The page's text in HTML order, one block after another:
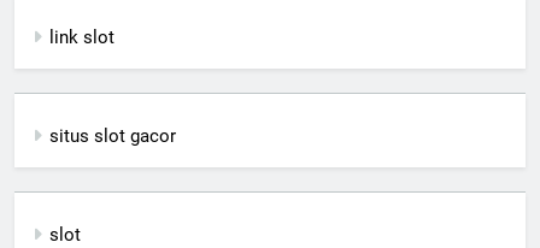
link slot
situs slot gacor
slot